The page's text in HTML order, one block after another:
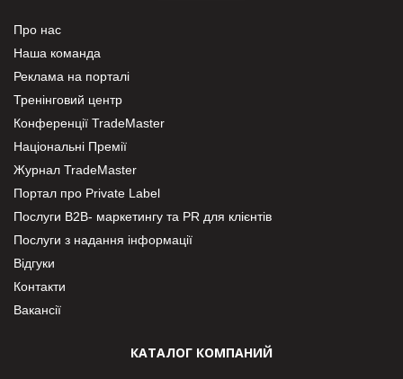
Про нас
Наша команда
Реклама на порталі
Тренінговий центр
Конференції TradeMaster
Національні Премії
Журнал TradeMaster
Портал про Private Label
Послуги В2В- маркетингу та PR для клієнтів
Послуги з надання інформації
Відгуки
Контакти
Вакансії
КАТАЛОГ КОМПАНИЙ